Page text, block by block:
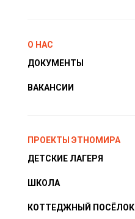
О НАС
ДОКУМЕНТЫ
ВАКАНСИИ
ПРОЕКТЫ ЭТНОМИРА
ДЕТСКИЕ ЛАГЕРЯ
ШКОЛА
КОТТЕДЖНЫЙ ПОСЁЛОК